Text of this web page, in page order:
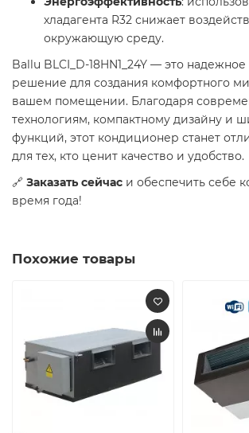
хладагента R32 снижает
окружающую среду.
Ballu BLCI_D-18HN1_24Y — это
решение для создания комфортного
вашем помещении. Благодаря
технологиям, компактному дизайну и
функций, этот кондиционер станет
для тех, кто ценит качество и удобство.
🔗 Заказать сейчас и обеспечить себе
время года!
Похожие товары